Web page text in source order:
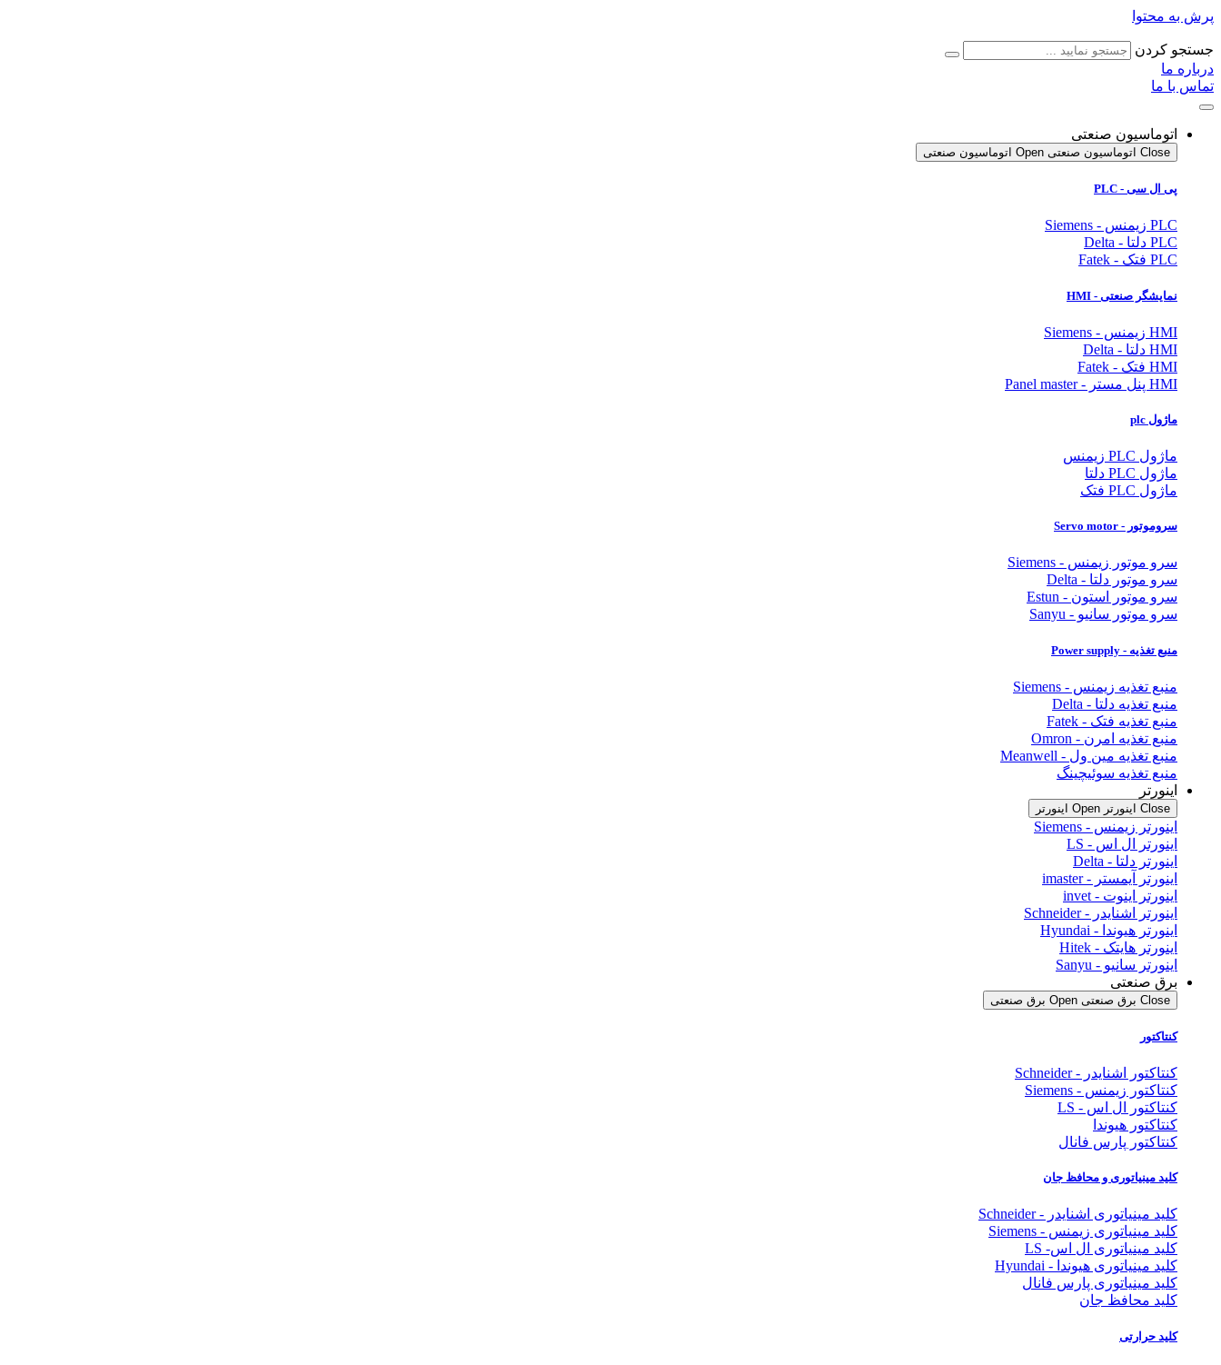
پرش به محتوا
جستجو کردن
درباره ما
تماس با ما
اتوماسیون صنعتی
Close اتوماسیون صنعتی Open اتوماسیون صنعتی
پی ال سی - PLC
PLC زیمنس - Siemens
PLC دلتا - Delta
PLC فتک - Fatek
نمایشگر صنعتی - HMI
HMI زیمنس - Siemens
HMI دلتا - Delta
HMI فتک - Fatek
HMI پنل مستر - Panel master
ماژول plc
ماژول PLC زیمنس
ماژول PLC دلتا
ماژول PLC فتک
سروموتور - Servo motor
سرو موتور زیمنس - Siemens
سرو موتور دلتا - Delta
سرو موتور استون - Estun
سرو موتور سانیو - Sanyu
منبع تغذیه - Power supply
منبع تغذیه زیمنس - Siemens
منبع تغذیه دلتا - Delta
منبع تغذیه فتک - Fatek
منبع تغذیه امرن - Omron
منبع تغذیه مین ول - Meanwell
منبع تغذیه سوئیچینگ
اینورتر
Close اینورتر Open اینورتر
اینورتر زیمنس - Siemens
اینورتر ال اس - LS
اینورتر دلتا - Delta
اینورتر آیمستر - imaster
اینورتر اینوت - invet
اینورتر اشنایدر - Schneider
اینورتر هیوندا - Hyundai
اینورتر هایتک - Hitek
اینورتر سانیو - Sanyu
برق صنعتی
Close برق صنعتی Open برق صنعتی
کنتاکتور
کنتاکتور اشنایدر - Schneider
کنتاکتور زیمنس - Siemens
کنتاکتور ال اس - LS
کنتاکتور هیوندا
کنتاکتور پارس فانال
کلید مینیاتوری و محافظ جان
کلید مینیاتوری اشنایدر - Schneider
کلید مینیاتوری زیمنس - Siemens
کلید مینیاتوری ال اس- LS
کلید مینیاتوری هیوندا - Hyundai
کلید مینیاتوری پارس فانال
کلید محافظ جان
کلید حرارتی